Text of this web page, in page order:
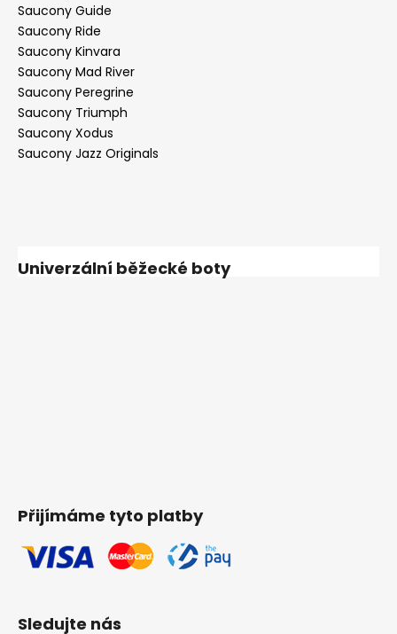
Saucony Guide
Saucony Ride
Saucony Kinvara
Saucony Mad River
Saucony Peregrine
Saucony Triumph
Saucony Xodus
Saucony Jazz Originals
Univerzální běžecké boty
Přijímáme tyto platby
Sledujte nás